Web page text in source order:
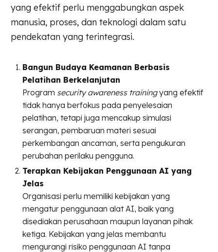
yang efektif perlu menggabungkan aspek
manusia, proses, dan teknologi dalam satu
pendekatan yang terintegrasi.
Bangun Budaya Keamanan Berbasis
Pelatihan Berkelanjutan
Program security awareness trainingyang efektif
tidak hanya berfokus pada penyelesaian
pelatihan, tetapi juga mencakup simulasi
serangan, pembaruan materi sesuai
perkembangan ancaman, serta pengukuran
perubahan perilaku pengguna.
Terapkan Kebijakan Penggunaan AI yang
Jelas
Organisasi perlu memiliki kebijakan yang
mengatur penggunaan alat AI, baik yang
disediakan perusahaan maupun layanan pihak
ketiga. Kebijakan yang jelas membantu
mengurangi risiko penggunaan AI tanpa